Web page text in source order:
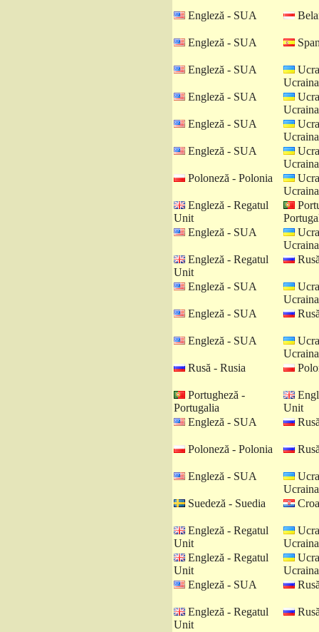
Engleză - SUA
Engleză - SUA
Engleză - SUA
Ucraina
Engleză - SUA
Ucraina
Engleză - SUA
Ucraina
Engleză - SUA
Ucraina
Poloneză - Polonia
Ucraina
Engleză - Regatul
Unit
Engleză - SUA
Ucraina
Engleză - Regatul
Unit
Engleză - SUA
Ucraina
Engleză - SUA
Engleză - SUA
Ucraina
Rusă - Rusia
Portugheză -
Portugalia
Unit
Engleză - SUA
Poloneză - Polonia
Engleză - SUA
Ucraina
Suedeză - Suedia
Engleză - Regatul
Unit
Ucraina
Engleză - Regatul
Unit
Ucraina
Engleză - SUA
Engleză - Regatul
Unit